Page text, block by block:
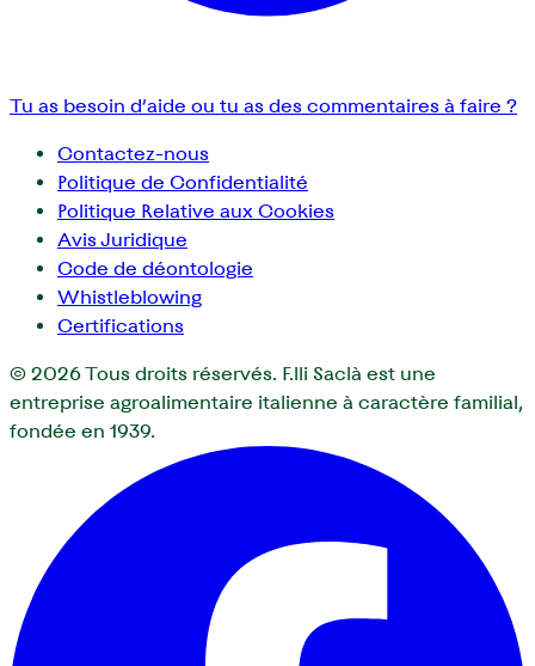
Tu as besoin d’aide ou tu as des commentaires à faire ?
Contactez-nous
Politique de Confidentialité
Politique Relative aux Cookies
Avis Juridique
Code de déontologie
Whistleblowing
Certifications
© 2026Tous droits réservés. F.lli Saclà est une
entreprise agroalimentaire italienne à caractère familial,
fondée en 1939.